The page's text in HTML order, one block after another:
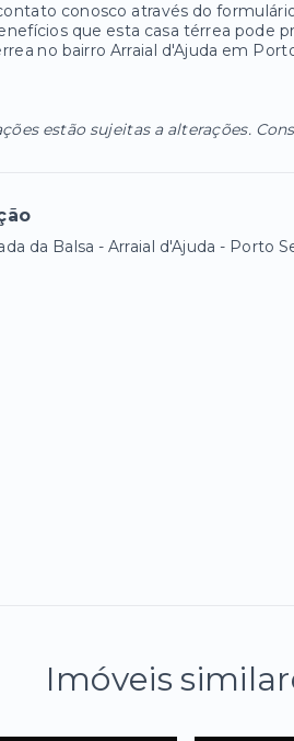
conosco através do
que esta casa térrea pode
no bairro Arraial d'Ajuda em
estão sujeitas a alterações.
da Balsa - Arraial d'Ajuda - Porto
Imóveis